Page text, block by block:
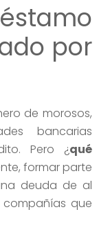
por
de morosos,
bancarias
Pero ¿qué
formar parte
deuda de al
que